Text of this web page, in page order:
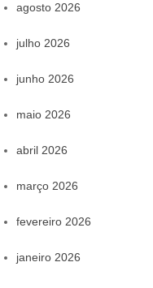
agosto 2026
julho 2026
junho 2026
maio 2026
abril 2026
março 2026
fevereiro 2026
janeiro 2026